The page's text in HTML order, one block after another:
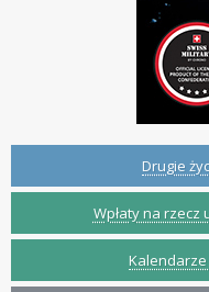
Drugie
Wpłaty na
Kalendarze